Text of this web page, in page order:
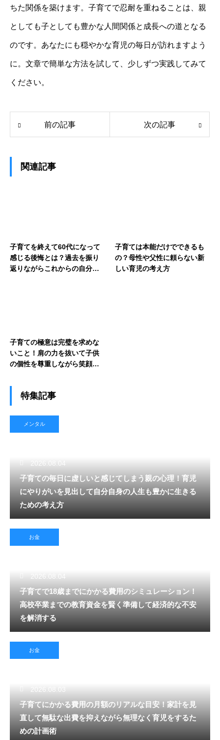
ちた関係を築けます。子育てで忍耐を重ねることは、親
としても子としても豊かな人間関係と成長への道となる
のです。あなたにも穏やかな育児の毎日が訪れますよう
に。文章で簡単な方法を試して、少しずつ実践してみて
ください。
前の記事 次の記事
関連記事
子育てを終えて60代になって
感じる後悔とは？過去を振り
返りながらこれからの自分の
子育ては本能だけでできるも
の？母性や父性に頼らない新
しい育児の考え方
子育ての極意は完璧を求めな
いこと！肩の力を抜いて子供
の個性を尊重しながら笑顔で
特集記事
メンタル
2026.08.04
子育ての毎日に虚しいと感じてしまう親の心理！育児
にやりがいを見出して自分自身の人生も豊かに生きる
ための考え方
お金
2026.08.04
子育てで18歳までにかかる費用のシミュレーション！
高校卒業までの教育資金を賢く準備して経済的な不安
を解消する
お金
2026.08.03
子育てにかかる費用の月額のリアルな目安！家計を見
直して無駄な出費を抑えながら無理なく育児をするた
めの計画術